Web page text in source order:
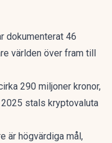
dokumenterat 46
världen över fram till
290 miljoner kronor,
2025 stals kryptovaluta
är högvärdiga mål,